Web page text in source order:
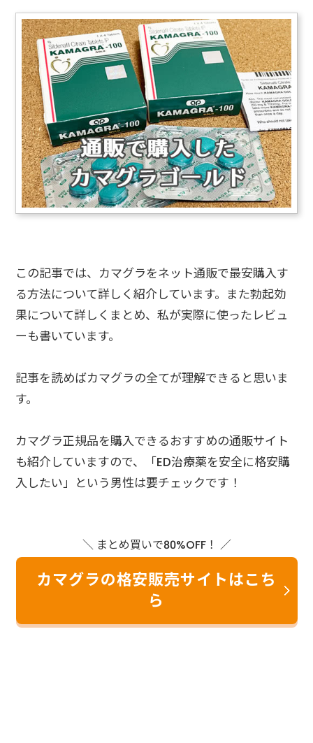
この記事では、カマグラをネット通販で最安購入す
る方法について詳しく紹介しています。また勃起効
果について詳しくまとめ、私が実際に使ったレビュ
ーも書いています。
記事を読めばカマグラの全てが理解できると思いま
す。
カマグラ正規品を購入できるおすすめの通販サイト
も紹介していますので、「ED治療薬を安全に格安購
入したい」という男性は要チェックです！
＼ まとめ買いで80%OFF！ ／
カマグラの格安販売サイトはこち
ら